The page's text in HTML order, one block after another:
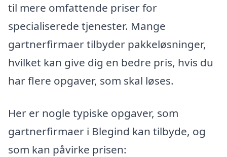
til mere omfattende priser for
specialiserede tjenester. Mange
gartnerfirmaer tilbyder pakkeløsninger,
hvilket kan give dig en bedre pris, hvis du
har flere opgaver, som skal løses.
Her er nogle typiske opgaver, som
gartnerfirmaer i Blegind kan tilbyde, og
som kan påvirke prisen: